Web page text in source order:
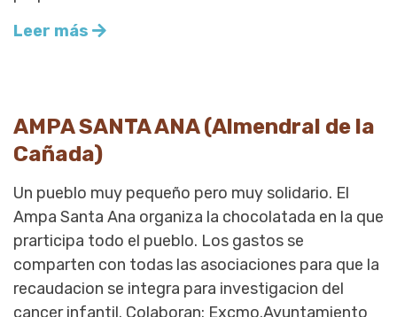
Leer más
AMPA SANTA ANA (Almendral de la
Cañada)
Un pueblo muy pequeño pero muy solidario. El
Ampa Santa Ana organiza la chocolatada en la que
prarticipa todo el pueblo. Los gastos se
comparten con todas las asociaciones para que la
recaudacion se integra para investigacion del
cancer infantil. Colaboran: Excmo.Ayuntamiento